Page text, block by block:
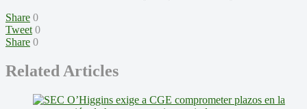
Share 0
Tweet 0
Share 0
Related Articles